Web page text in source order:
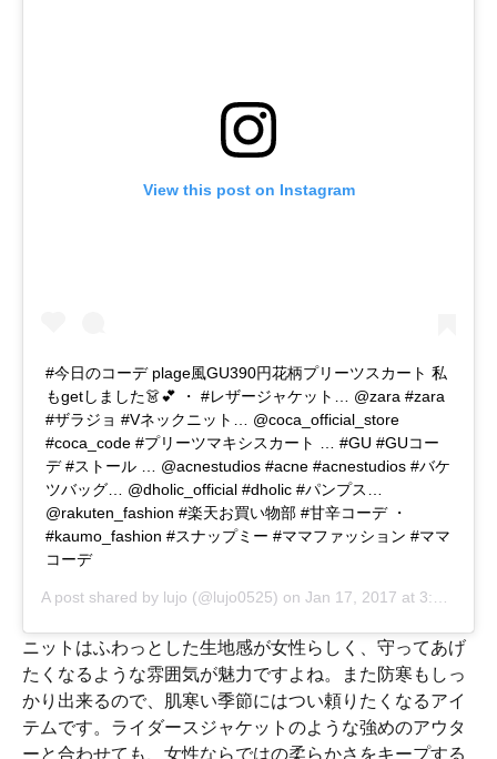
View this post on Instagram
#今日のコーデ plage風GU390円花柄プリーツスカート 私
もgetしました👗💕 ・ #レザージャケット… @zara #zara
#ザラジョ #Vネックニット… @coca_official_store
#coca_code #プリーツマキシスカート … #GU #GUコー
デ #ストール … @acnestudios #acne #acnestudios #バケ
ツバッグ… @dholic_official #dholic #パンプス…
@rakuten_fashion #楽天お買い物部 #甘辛コーデ ・
#kaumo_fashion #スナップミー #ママファッション #ママ
コーデ
A post shared by lujo (@lujo0525) on Jan 17, 2017 at 3:45am PST
ニットはふわっとした生地感が女性らしく、守ってあげ
たくなるような雰囲気が魅力ですよね。また防寒もしっ
かり出来るので、肌寒い季節にはつい頼りたくなるアイ
テムです。ライダースジャケットのような強めのアウタ
ーと合わせても、女性ならではの柔らかさをキープする